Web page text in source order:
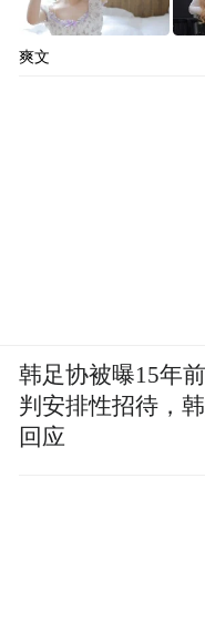
爽文
韩足协被曝15年
判安排性招待，
回应